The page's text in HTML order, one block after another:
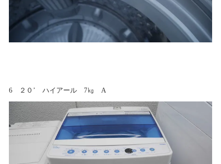
6 ２０’ ハイアール 7㎏ A